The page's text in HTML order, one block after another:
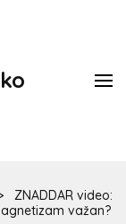
ZNADDAR video:
važan?